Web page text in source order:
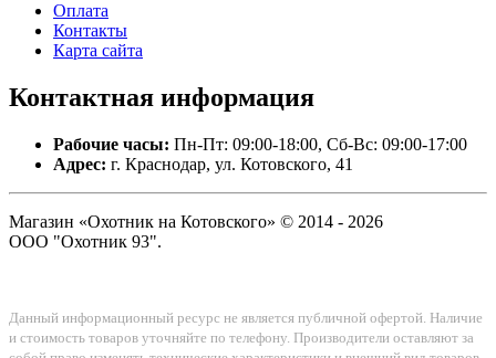
Оплата
Контакты
Карта сайта
Контактная информация
Рабочие часы: Пн-Пт: 09:00-18:00, Сб-Вс: 09:00-17:00
Адрес: г. Краснодар, ул. Котовского, 41
Магазин «Охотник на Котовского» © 2014 - 2026
ООО "Охотник 93".
Данный информационный ресурс не является публичной офертой. Наличие
и стоимость товаров уточняйте по телефону. Производители оставляют за